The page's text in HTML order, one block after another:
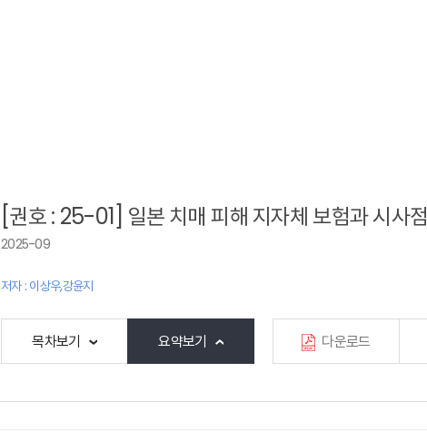
[권호 : 25-01] 일본 치매 피해 지자체 보험과 시사점
2025-09
저자 : 이상우,강윤지
목차보기 요약보기 다운로드